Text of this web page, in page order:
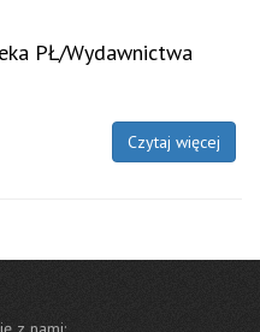
PŁ/Wydawnictwa
Czytaj więcej